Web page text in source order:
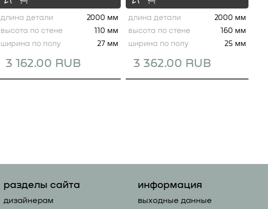
3 162.00 RUB
длина детали
2000 мм
высота по стене
110 мм
ширина по полу
27 мм
3 362.00 RUB
длина детали
2000 мм
высота по стене
160 мм
ширина по полу
25 мм
разделы сайта
дизайнерам
информация
выходные данные